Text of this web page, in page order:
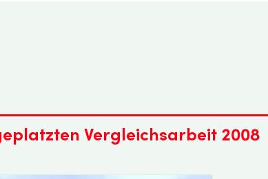
Vergleichsarbeit 2008